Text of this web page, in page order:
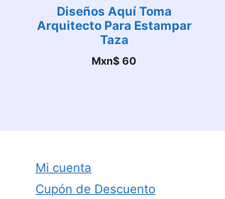
Diseños Aquí Toma
Arquitecto Para Estampar
Taza
Mxn$ 60
Mi cuenta
Cupón de Descuento